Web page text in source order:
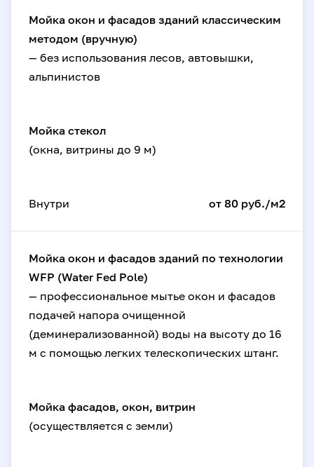
Мойка окон и фасадов зданий классическим
методом (вручную)
— без использования лесов, автовышки,
альпинистов
Мойка стекол
(окна, витрины до 9 м)
Внутри от 80 руб./м2
Мойка окон и фасадов зданий по технологии
WFP (Water Fed Pole)
— профессиональное мытье окон и фасадов
подачей напора очищенной
(деминерализованной) воды на высоту до 16
м с помощью легких телескопических штанг.
Мойка фасадов, окон, витрин
(осуществляется с земли)